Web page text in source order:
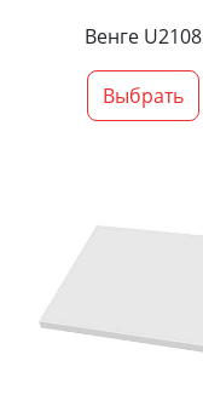
Венге U2108
Выбрать